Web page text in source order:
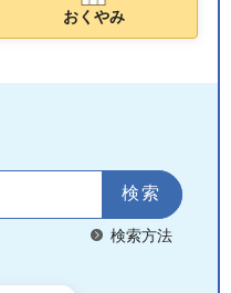
おくやみ
検索方法